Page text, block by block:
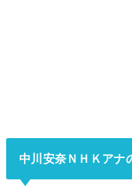
中川安奈ＮＨＫアナ